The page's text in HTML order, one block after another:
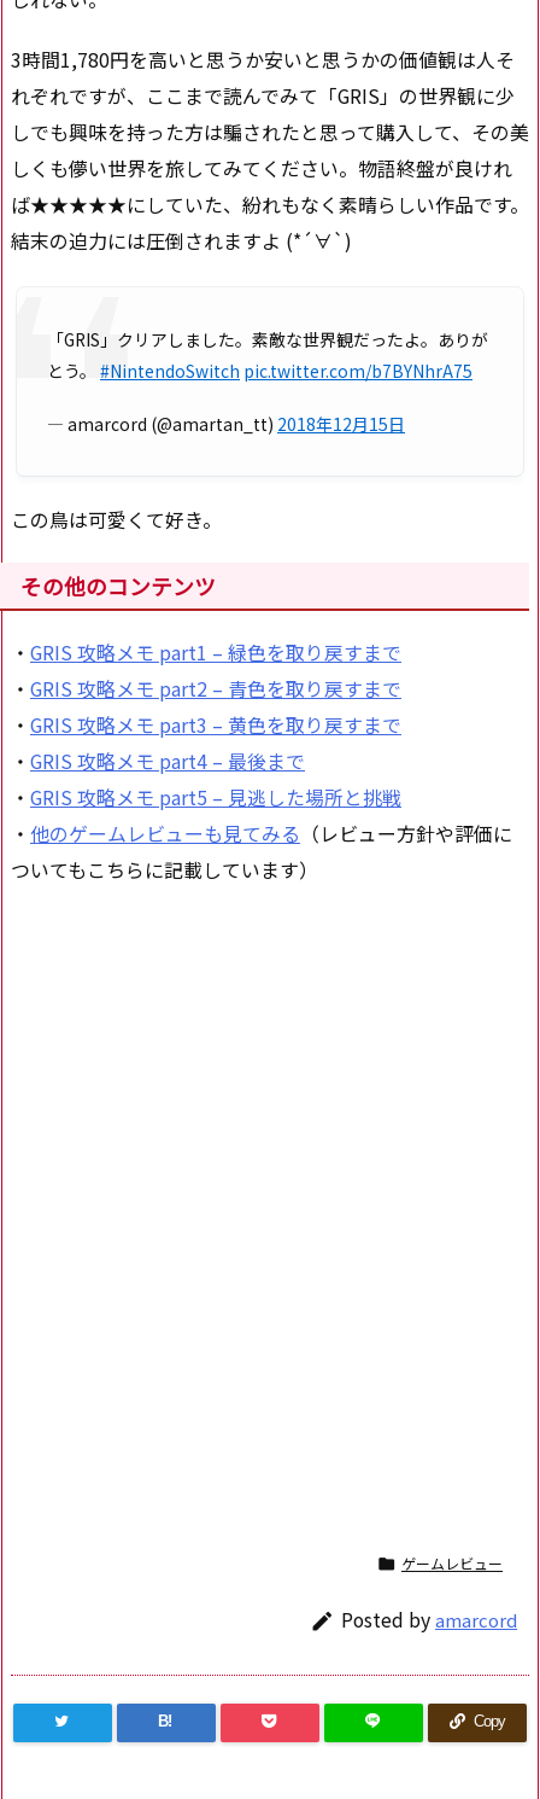
3時間1,780円を高いと思うか安いと思うかの価値観は人そ
れぞれですが、ここまで読んでみて「GRIS」の世界観に少
しでも興味を持った方は騙されたと思って購入して、その美
しくも儚い世界を旅してみてください。物語終盤が良けれ
ば★★★★★にしていた、紛れもなく素晴らしい作品です。
結末の迫力には圧倒されますよ (*´∀`)
「GRIS」クリアしました。素敵な世界観だったよ。ありが
とう。 #NintendoSwitch pic.twitter.com/b7BYNhrA75
— amarcord (@amartan_tt) 2018年12月15日
この鳥は可愛くて好き。
その他のコンテンツ
・ GRIS 攻略メモ part1 – 緑色を取り戻すまで
・ GRIS 攻略メモ part2 – 青色を取り戻すまで
・ GRIS 攻略メモ part3 – 黄色を取り戻すまで
・ GRIS 攻略メモ part4 – 最後まで
・ GRIS 攻略メモ part5 – 見逃した場所と挑戦
・ 他のゲームレビューも見てみる （レビュー方針や評価に
ついてもこちらに記載しています）
 ゲームレビュー
 Posted byamarcord
B! Copy